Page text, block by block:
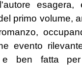
esagera,
primo volume,
evento
e ben fatta